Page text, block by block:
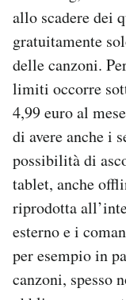
allo scadere dei
gratuitamente
delle canzoni.
limiti occorre
4,99 euro al
di avere anche i
possibilità di
tablet, anche
riprodotta
esterno e i
per esempio in
canzoni, spesso